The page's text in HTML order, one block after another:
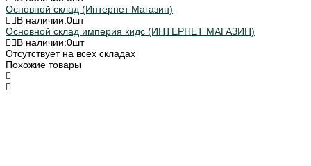
Основной склад (Интернет Магазин)
В наличии:0шт
Основной склад империя кидс (ИНТЕРНЕТ МАГАЗИН)
В наличии:0шт
Отсутствует на всех складах
Похожие товары